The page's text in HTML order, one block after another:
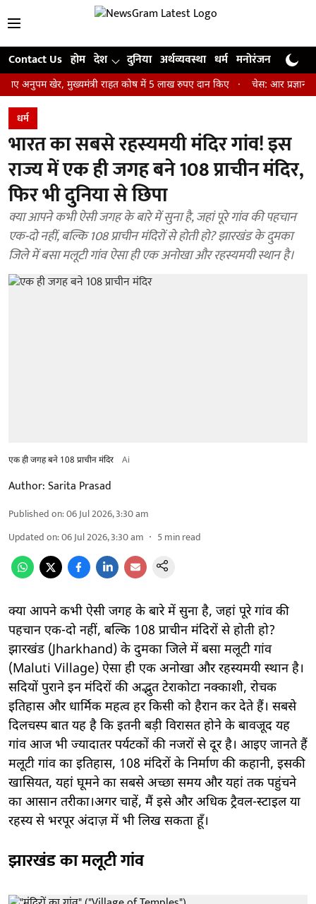
Contact Us होम देश दुनिया अर्थव्यवस्था धर्म मनोरंजन खेल
खेर, मुख्यमंत्री राहत कोष में 5 लाख रुपए दान किए चेस: आर प्रज्ञानानंद ने
धर्म
भारत का सबसे रहस्यमयी मंदिर गांव! इस
राज्य में एक ही जगह बने 108 प्राचीन मंदिर,
फिर भी दुनिया से छिपा
क्या आपने कभी ऐसी जगह के बारे में सुना है, जहां पूरे गांव की पहचान
एक-दो नहीं, बल्कि 108 प्राचीन मंदिरों से होती हो? झारखंड के दुमका
जिले में बसा मलूटी गांव ऐसा ही एक अनोखा और रहस्यमयी स्थान है।
एक ही जगह बने 108 प्राचीन मंदिर Ai
Author:Sarita Prasad
Published on:06 Jul 2026, 3:30 am
Updated on:06 Jul 2026, 3:30 am 5min read
क्या आपने कभी ऐसी जगह के बारे में सुना है, जहां पूरे गांव की
पहचान एक-दो नहीं, बल्कि 108 प्राचीन मंदिरों से होती हो?
झारखंड (Jharkhand) के दुमका जिले में बसा मलूटी गांव
(Maluti Village) ऐसा ही एक अनोखा और रहस्यमयी स्थान है।
सदियों पुराने इन मंदिरों की अद्भुत टेराकोटा नक्काशी, रोचक
इतिहास और धार्मिक महत्व हर किसी को हैरान कर देते हैं। सबसे
दिलचस्प बात यह है कि इतनी बड़ी विरासत होने के बावजूद यह
गांव आज भी ज्यादातर पर्यटकों की नजरों से दूर है। आइए जानते हैं
मलूटी गांव का इतिहास, 108 मंदिरों के निर्माण की कहानी, इसकी
खासियत, यहां घूमने का सबसे अच्छा समय और यहां तक पहुंचने
का आसान तरीका।अगर चाहें, मैं इसे और अधिक ट्रैवल-स्टाइल या
रहस्य से भरपूर अंदाज़ में भी लिख सकता हूँ।
झारखंड का मलूटी गांव